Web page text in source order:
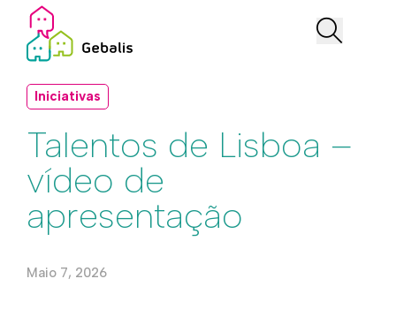
Iniciativas
Talentos de Lisboa –
vídeo de
apresentação
Maio 7, 2026